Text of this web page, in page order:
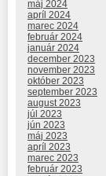
máj 2024
apríl 2024
marec 2024
február 2024
január 2024
december 2023
november 2023
október 2023
september 2023
august 2023
júl 2023
jún 2023
máj 2023
apríl 2023
marec 2023
február 2023